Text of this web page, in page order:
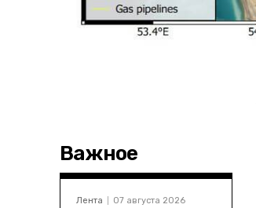
Важное
Лента 07 августа 2026